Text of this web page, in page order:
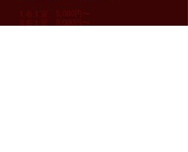
１名１室 5,000円〜
２名１室 9,000円〜